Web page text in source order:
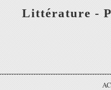
Littérature -